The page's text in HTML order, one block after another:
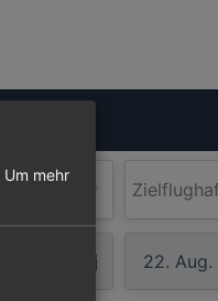
Um mehr